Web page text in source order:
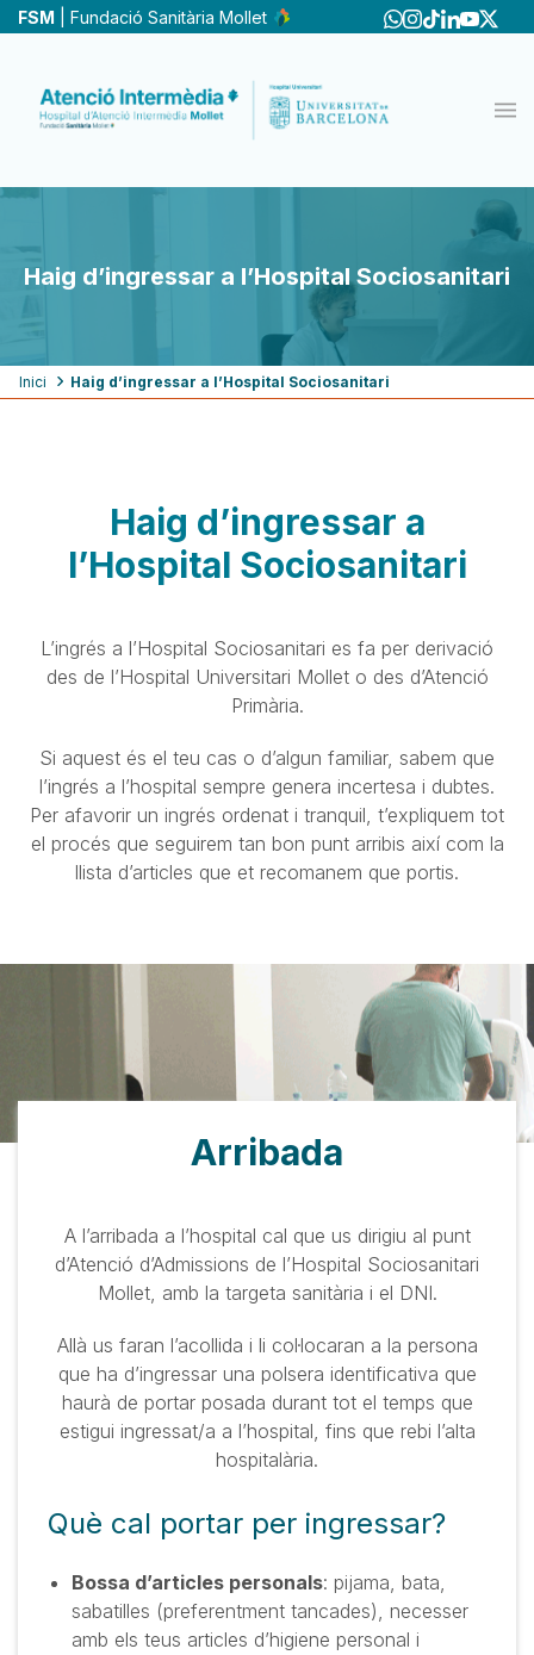
Vés
FSM | Fundació Sanitària Mollet
Haig d’ingressar a l’Hospital Sociosanitari
Fil
Inici Haig d’ingressar a l’Hospital Sociosanitari
Haig d’ingressar a
l’Hospital Sociosanitari
L’ingrés a l’Hospital Sociosanitari es fa per derivació
des de l’Hospital Universitari Mollet o des d’Atenció
Primària.
Si aquest és el teu cas o d’algun familiar, sabem que
l’ingrés a l’hospital sempre genera incertesa i dubtes.
Per afavorir un ingrés ordenat i tranquil, t’expliquem tot
el procés que seguirem tan bon punt arribis així com la
llista d’articles que et recomanem que portis.
Arribada
A l’arribada a l’hospital cal que us dirigiu al punt
d’Atenció d’Admissions de l’Hospital Sociosanitari
Mollet, amb la targeta sanitària i el DNI.
Allà us faran l’acollida i li col·locaran a la persona
que ha d’ingressar una polsera identificativa que
haurà de portar posada durant tot el temps que
estigui ingressat/a a l’hospital, fins que rebi l’alta
hospitalària.
Què cal portar per ingressar?
Bossa d’articles personals: pijama, bata,
sabatilles (preferentment tancades), necesser
amb els teus articles d’higiene personal i